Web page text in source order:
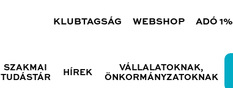
KLUBTAGSÁG WEBSHOP ADÓ 1%
SZAKMAI
TUDÁSTÁR
HÍREK
VÁLLALATOKNAK,
ÖNKORMÁNYZATOKNAK